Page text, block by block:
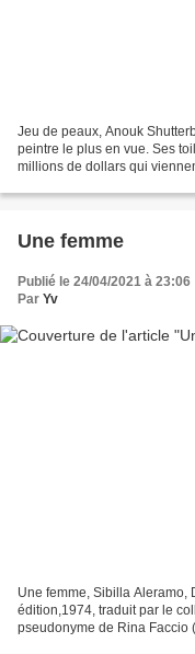
Jeu de peaux, Anouk
peintre le plus en vue. Ses
millions de dollars qui
Une femme
Publié le 24/04/2021 à 23:06
Par Yv
Une femme, Sibilla Aleramo,
édition,1974, traduit par le
pseudonyme de Rina Faccio